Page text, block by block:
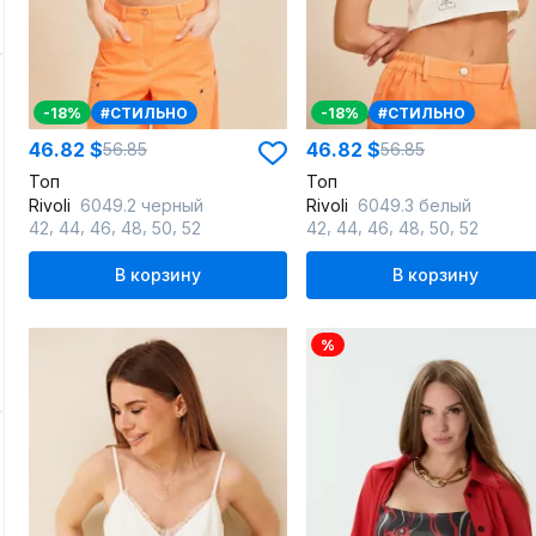
-18% #СТИЛЬНО
46.82 $56.85
Топ
Rivoli 6049.2 черный
42 44 46 48 50 52
В корзину
-18% #СТИЛЬНО
46.82 $56.85
Топ
Rivoli 6049.3 белый
42 44 46 48 50 52
В корзину
%